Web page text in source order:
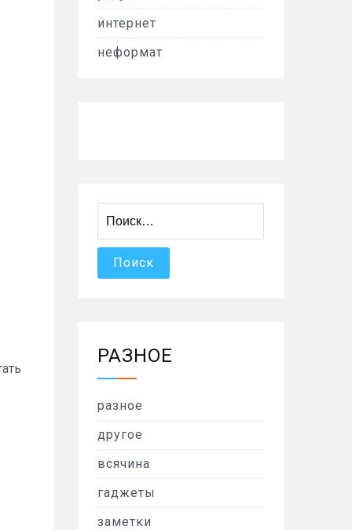
интернет
неформат
РАЗНОЕ
разное
другое
всячина
гаджеты
заметки